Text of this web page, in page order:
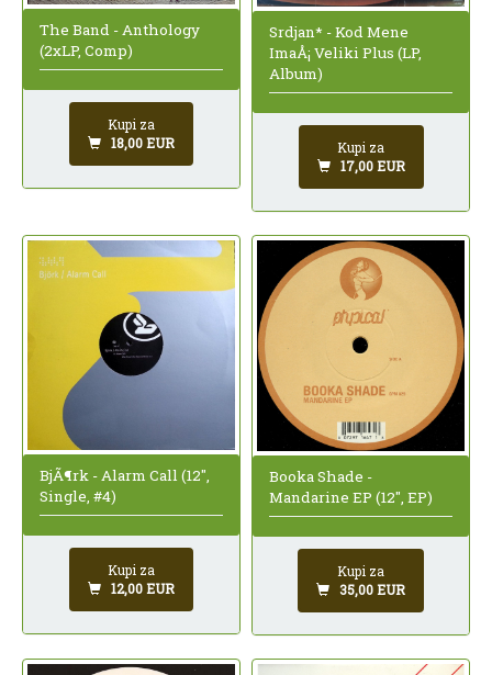
The Band - Anthology
(2xLP, Comp)
Kupi za
18,00 EUR
Srdjan* - Kod Mene
ImaÅ¡ Veliki Plus (LP,
Album)
Kupi za
17,00 EUR
BjÃ¶rk - Alarm Call (12",
Single, #4)
Kupi za
12,00 EUR
Booka Shade -
Mandarine EP (12", EP)
Kupi za
35,00 EUR